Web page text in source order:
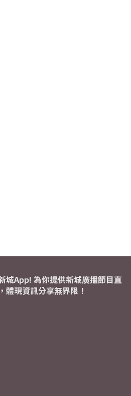
城App! 為你提供新城廣播節目直
體現資訊分享無界限！